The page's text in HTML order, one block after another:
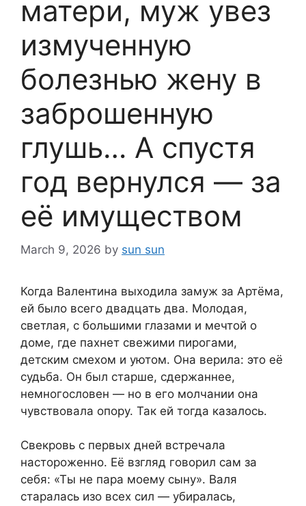
матери, муж увез
измученную
болезнью жену в
заброшенную
глушь… А спустя
год вернулся — за
её имуществом
March 9, 2026 by sun sun
Когда Валентина выходила замуж за Артёма,
ей было всего двадцать два. Молодая,
светлая, с большими глазами и мечтой о
доме, где пахнет свежими пирогами,
детским смехом и уютом. Она верила: это её
судьба. Он был старше, сдержаннее,
немногословен — но в его молчании она
чувствовала опору. Так ей тогда казалось.
Свекровь с первых дней встречала
настороженно. Её взгляд говорил сам за
себя: «Ты не пара моему сыну». Валя
старалась изо всех сил — убиралась,